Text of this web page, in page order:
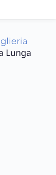
Lunga